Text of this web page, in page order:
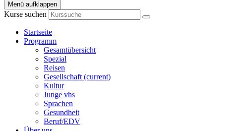
Menü aufklappen
Kurse suchen
Startseite
Programm
Gesamtübersicht
Spezial
Reisen
Gesellschaft (current)
Kultur
Junge vhs
Sprachen
Gesundheit
Beruf/EDV